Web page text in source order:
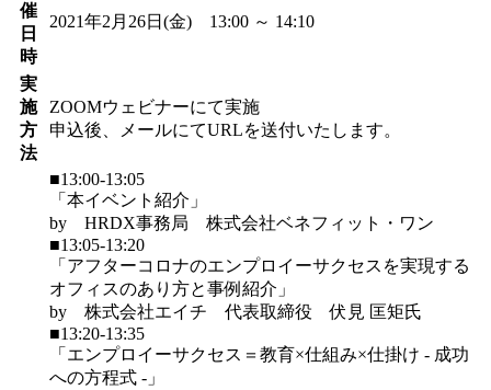
催
日
時
2021年2月26日(金) 13:00 ～ 14:10
実
施
方
法
ZOOMウェビナーにて実施
申込後、メールにてURLを送付いたします。
■13:00-13:05
「本イベント紹介」
by HRDX事務局 株式会社ベネフィット・ワン
■13:05-13:20
「アフターコロナのエンプロイーサクセスを実現する
オフィスのあり方と事例紹介」
by 株式会社エイチ 代表取締役 伏見 匡矩氏
■13:20-13:35
「エンプロイーサクセス＝教育×仕組み×仕掛け - 成功
への方程式 -」